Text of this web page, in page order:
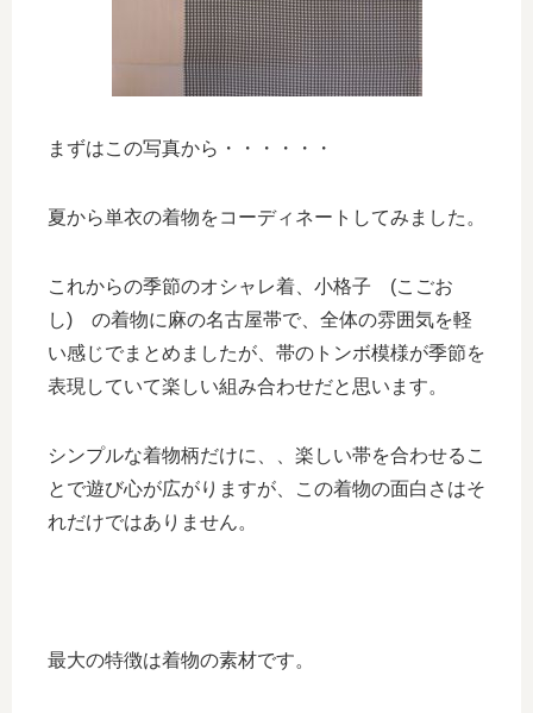
まずはこの写真から・・・・・・
夏から単衣の着物をコーディネートしてみました。
これからの季節のオシャレ着、小格子 (こごお
し) の着物に麻の名古屋帯で、全体の雰囲気を軽
い感じでまとめましたが、帯のトンボ模様が季節を
表現していて楽しい組み合わせだと思います。
シンプルな着物柄だけに、、楽しい帯を合わせるこ
とで遊び心が広がりますが、この着物の面白さはそ
れだけではありません。
最大の特徴は着物の素材です。